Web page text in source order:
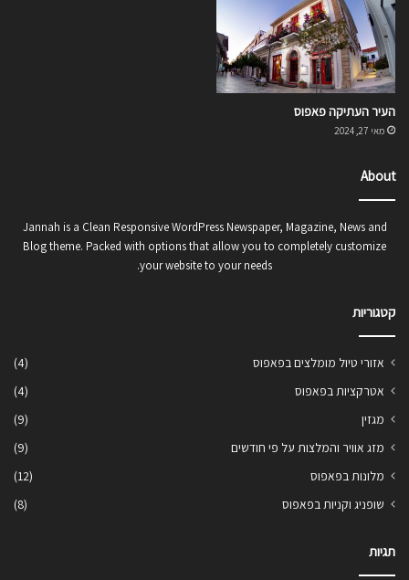
העיר העתיקה פאפוס
מאי 27, 2024
About
Jannah is a Clean Responsive WordPress Newspaper, Magazine, News and
Blog theme. Packed with options that allow you to completely customize
your website to your needs.
קטגוריות
אזורי טיול מומלצים בפאפוס
(4)
אטרקציות בפאפוס
(4)
מגזין
(9)
מזג אוויר והמלצות על פי חודשים
(9)
מלונות בפאפוס
(12)
שופניג וקניות בפאפוס
(8)
תגיות